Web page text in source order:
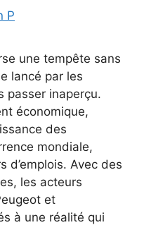
P
une tempête sans
lancé par les
passer inaperçu.
économique,
des
mondiale,
d’emplois. Avec des
les acteurs
et
à une réalité qui